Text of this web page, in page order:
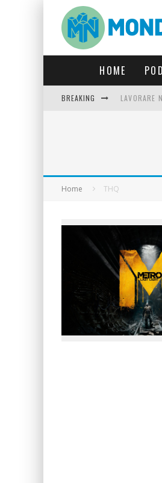
HOME
BREAKING LAVORARE
Home THQ